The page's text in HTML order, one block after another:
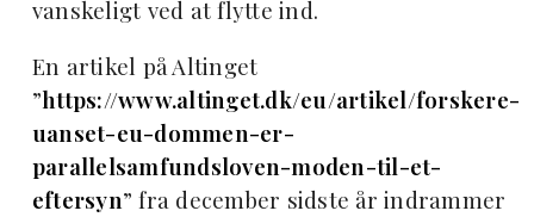
vanskeligt ved at flytte ind.
En artikel på Altinget
”https://www.altinget.dk/eu/artikel/forskere-
uanset-eu-dommen-er-
parallelsamfundsloven-moden-til-et-
eftersyn” fra december sidste år indrammer